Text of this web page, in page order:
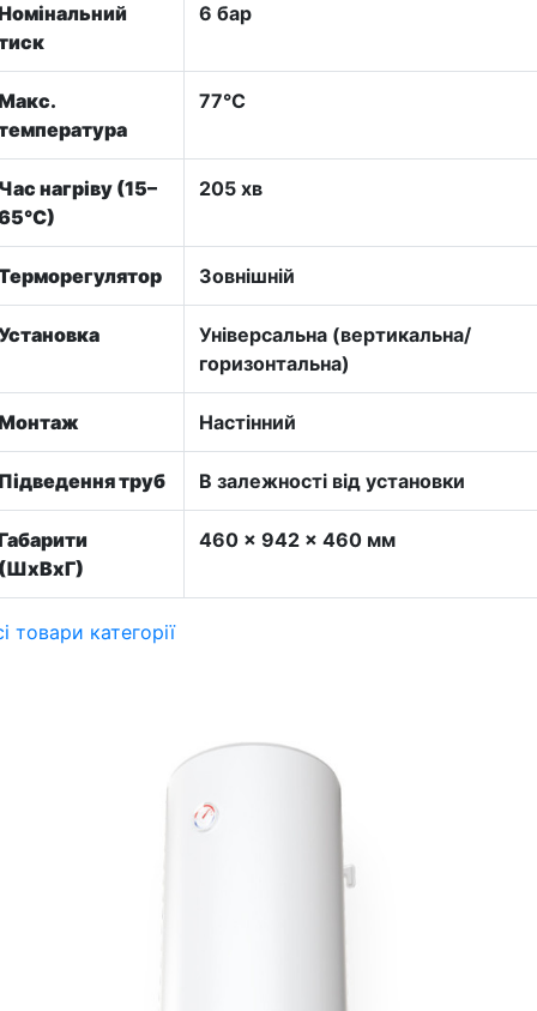
6 бар
77°С
нагріву (15–
205 хв
Зовнішній
Універсальна (вертикальна/
горизонтальна)
Настінний
труб В залежності від установки
460 × 942 × 460 мм
товари категорії